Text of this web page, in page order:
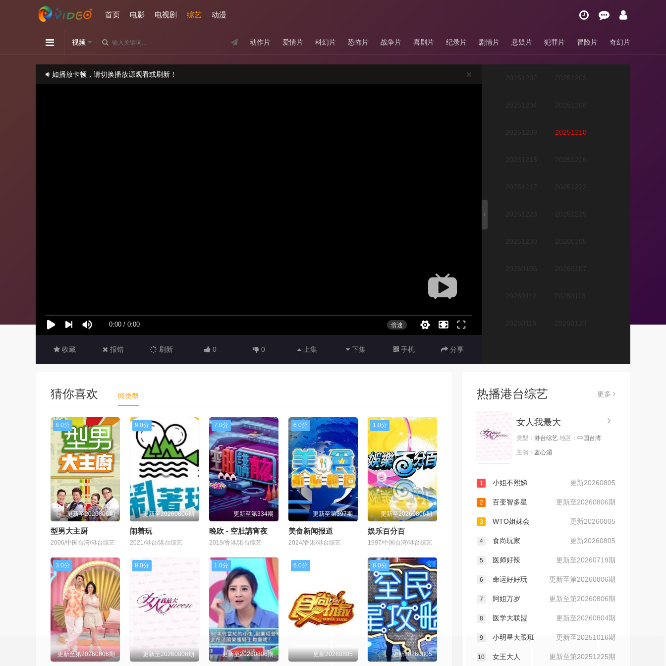
首页 电影 电视剧 综艺 动漫
动作片 爱情片 科幻片 恐怖片 战争片 喜剧片 纪录片 剧情片 悬疑片 犯罪片 冒险片 奇幻片
视频
如播放卡顿，请切换播放源观看或刷新！
收藏 报错 刷新 0 0 上集 下集 手机 分享
20251210
20260310 20260316
20260323 20260325
20260401 20260403
20260406 20260407
猜你喜欢 同类型
8.0分
更新至2026806期
型男大主厨
2006/中国台湾/港台综艺
9.0分
更新至20260806期
闹着玩
2021/港台/港台综艺
7.0分
更新至第334期
晚吹 - 空肚講宵夜
2019/香港/港台综艺
6.0分
更新至第397期
美食新闻报道
2024/香港/港台综艺
1.0分
更新至20260806期
娱乐百分百
1997/中国台湾/港台综艺
3.0分
更新至第20260806期
8.0分
更新至20260806期
1.0分
更新至20260806期
6.0分
更新20260805
8.0分
更新20260805
热播港台综艺 更多
女人我最大
类型： 港台综艺 地区： 中国台湾
主演： 蓝心湄
更新20260805
1 小姐不熙娣
更新至20260806期
2 百变智多星
更新20260805
3 WTO姐妹会
更新20260805
4 食尚玩家
更新至20260719期
5 医师好辣
更新至第20260806期
6 命运好好玩
更新至第20260806期
7 阿姐万岁
更新至20260804期
8 医学大联盟
更新至20251016期
9 小明星大跟班
更新至第20251225期
10 女王大人